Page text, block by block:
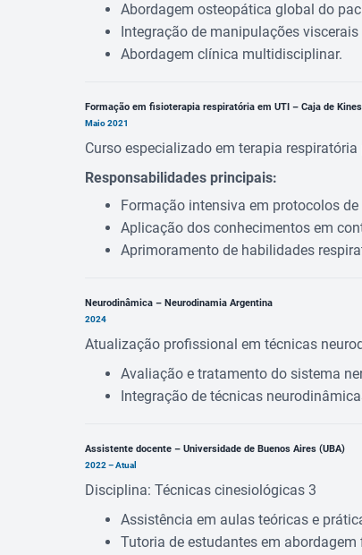
Abordagem osteopática global do
Integração de manipulações
Abordagem clínica multidisciplinar.
Formação em fisioterapia respiratória em UTI – Caja de
Maio 2021
Curso especializado em terapia
Responsabilidades principais:
Formação intensiva em protocolos de
Aplicação dos conhecimentos em
Aprimoramento de habilidades
Neurodinâmica – Neurodinamia Argentina
2024
Atualização profissional em técnicas
Avaliação e tratamento do sistema
Integração de técnicas
Assistente docente – Universidade de Buenos Aires (UBA)
2022 – Atual
Disciplina: Técnicas cinesiológicas 3
Assistência em aulas teóricas e
Tutoria de estudantes em